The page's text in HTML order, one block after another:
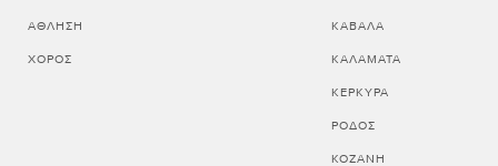
ΆΘΛΗΣΗ
ΧΟΡΌΣ
ΚΑΒΑΛΑ
ΚΑΛΑΜΑΤΑ
ΚΕΡΚΥΡΑ
ΡΟΔΟΣ
ΚΟΖΑΝΗ